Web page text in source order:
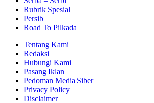
Rubrik Spesial
Persib
Road To Pilkada
Tentang Kami
Redaksi
Hubungi Kami
Pasang Iklan
Pedoman Media Siber
Privacy Policy
Disclaimer